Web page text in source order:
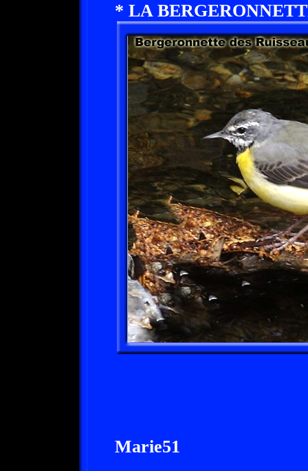
* LA
Marie51